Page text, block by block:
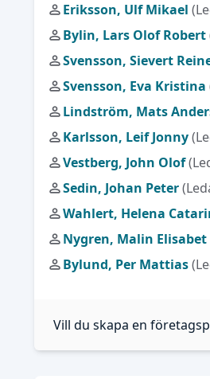
Eriksson, Ulf Mikael
Bylin, Lars Olof Robert
Svensson, Sievert
Svensson, Eva Kristina
Lindström, Mats
Karlsson, Leif Jonny
Vestberg, John Olof
Sedin, Johan Peter
Wahlert, Helena
Nygren, Malin Elisabet
Bylund, Per Mattias
Vill du skapa en